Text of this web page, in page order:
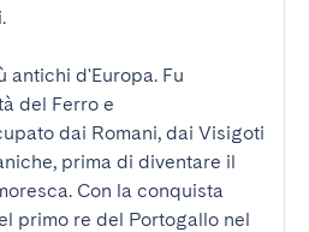
antichi d'Europa. Fu
del Ferro e
dai Romani, dai Visigoti
prima di diventare il
Con la conquista
primo re del Portogallo nel